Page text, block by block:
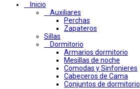
Inicio
Auxiliares
Perchas
Zapateros
Sillas
Dormitorio
Armarios dormitorio
Mesillas de noche
Comodas y Sinfonieres
Cabeceros de Cama
Conjuntos de dormitorio